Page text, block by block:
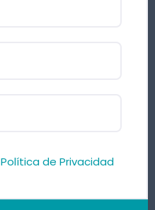
Política de Privacidad